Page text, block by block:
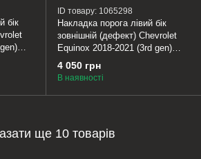
бік
ID товару: 1065298
Накладка порога лівий бік
зовнішній (дефект) Chevrolet
Equinox 2018-2021 (3rd gen)
85642231
4 050 грн
В наявності
ще 10 товарів